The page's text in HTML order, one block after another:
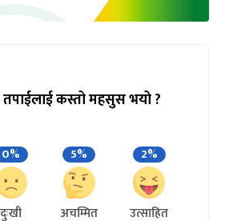
कस्तो महसुस भयो ?
0%
दुःखी
5%
अचम्मित
2%
उत्साहित